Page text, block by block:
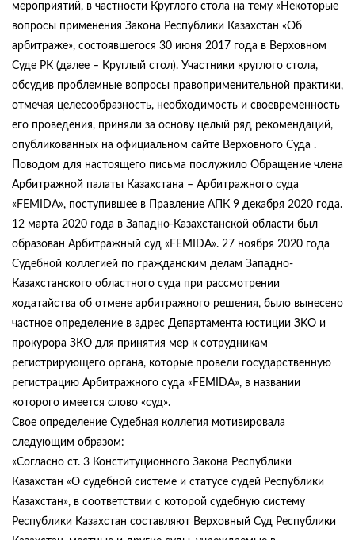
мероприятий, в частности Круглого стола на тему «Некоторые
вопросы применения Закона Республики Казахстан «Об
арбитраже», состоявшегося 30 июня 2017 года в Верховном
Суде РК (далее – Круглый стол). Участники круглого стола,
обсудив проблемные вопросы правоприменительной практики,
отмечая целесообразность, необходимость и своевременность
его проведения, приняли за основу целый ряд рекомендаций,
опубликованных на официальном сайте Верховного Суда .
Поводом для настоящего письма послужило Обращение члена
Арбитражной палаты Казахстана – Арбитражного суда
«FEMIDA», поступившее в Правление АПК 9 декабря 2020 года.
12 марта 2020 года в Западно-Казахстанской области был
образован Арбитражный суд «FEMIDA». 27 ноября 2020 года
Судебной коллегией по гражданским делам Западно-
Казахстанского областного суда при рассмотрении
ходатайства об отмене арбитражного решения, было вынесено
частное определение в адрес Департамента юстиции ЗКО и
прокурора ЗКО для принятия мер к сотрудникам
регистрирующего органа, которые провели государственную
регистрацию Арбитражного суда «FEMIDA», в названии
которого имеется слово «суд».
Свое определение Судебная коллегия мотивировала
следующим образом:
«Согласно ст. 3 Конституционного Закона Республики
Казахстан «О судебной системе и статусе судей Республики
Казахстан», в соответствии с которой судебную систему
Республики Казахстан составляют Верховный Суд Республики